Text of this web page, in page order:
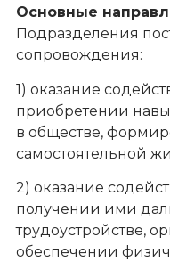
Основные
Подразделения
сопровождения:
1) оказание
приобретении
в обществе,
самостоятельной
2) оказание
получении ими
трудоустройстве,
обеспечении